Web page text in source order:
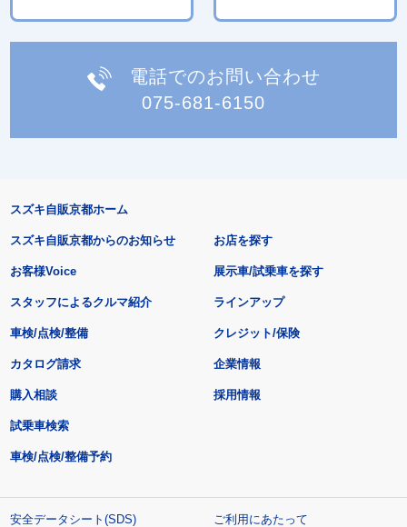
電話でのお問い合わせ
075-681-6150
スズキ自販京都ホーム
スズキ自販京都からのお知らせ
お客様Voice
スタッフによるクルマ紹介
お店を探す
展示車/試乗車を探す
ラインアップ
車検/点検/整備 クレジット/保険
カタログ請求
購入相談
試乗車検索
車検/点検/整備予約
企業情報
採用情報
安全データシート(SDS)
ご利用にあたって